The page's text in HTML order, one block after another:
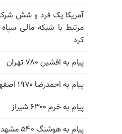
آمریکا یک فرد و شش
مرتبط با شبکه مالی سپاه
کرد
پیام به افشین ۷۸۰ تهران
پیام به احمدرضا ۱۹۷۰ اصفهان
پیام به خرم ۶۳۰۰ شیراز
پیام به هوشنگ ۵۴۰ مشهد